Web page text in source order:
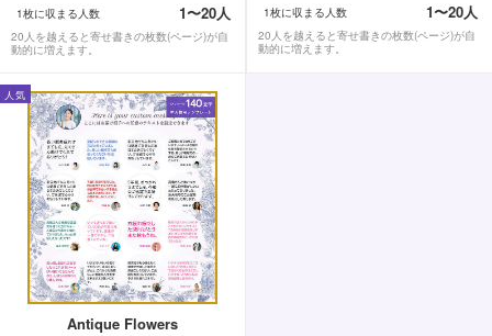
1枚に収まる人数 1〜20人
20人を越えると寄せ書きの枚数(ページ)が自
動的に増えます。
1枚に収まる人数 1〜20人
20人を越えると寄せ書きの枚数(ページ)が自
動的に増えます。
人気
Antique Flowers